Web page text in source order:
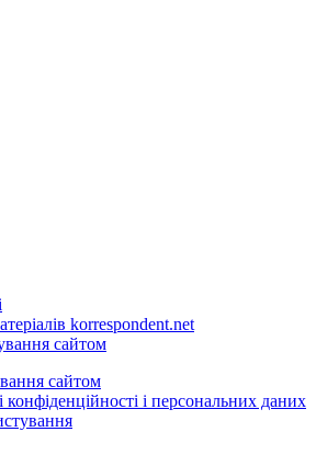
korrespondent.net
сайтом
сайтом
конфіденційності і персональних даних